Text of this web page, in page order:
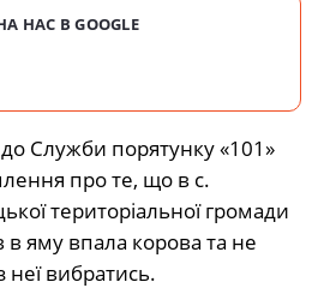
НАС В GOOGLE
Служби порятунку «101»
про те, що в с.
територіальної громади
в яму впала корова та не
неї вибратись.